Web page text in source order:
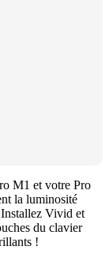
M1 et votre Pro
la luminosité
Vivid et
du clavier
!